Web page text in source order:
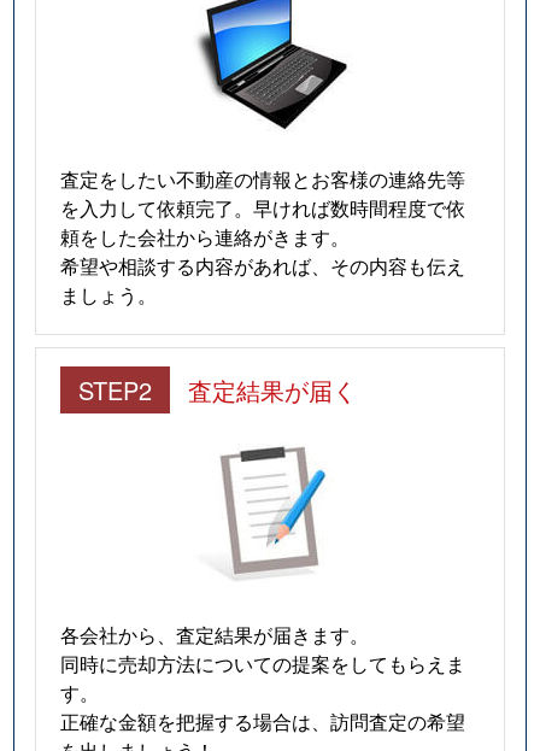
査定をしたい不動産の情報とお客様の連絡先等
を入力して依頼完了。早ければ数時間程度で依
頼をした会社から連絡がきます。
希望や相談する内容があれば、その内容も伝え
ましょう。
STEP2 査定結果が届く
各会社から、査定結果が届きます。
同時に売却方法についての提案をしてもらえま
す。
正確な金額を把握する場合は、訪問査定の希望